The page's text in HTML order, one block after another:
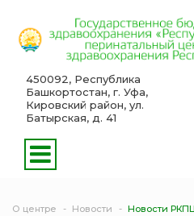
450092, Республика
Башкортостан, г. Уфа,
Кировский район, ул.
Батырская, д. 41
О центре Новости Новости